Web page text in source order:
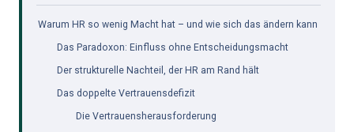
Warum HR so wenig Macht hat – und wie sich das ändern kann
Das Paradoxon: Einfluss ohne Entscheidungsmacht
Der strukturelle Nachteil, der HR am Rand hält
Das doppelte Vertrauensdefizit
Die Vertrauensherausforderung